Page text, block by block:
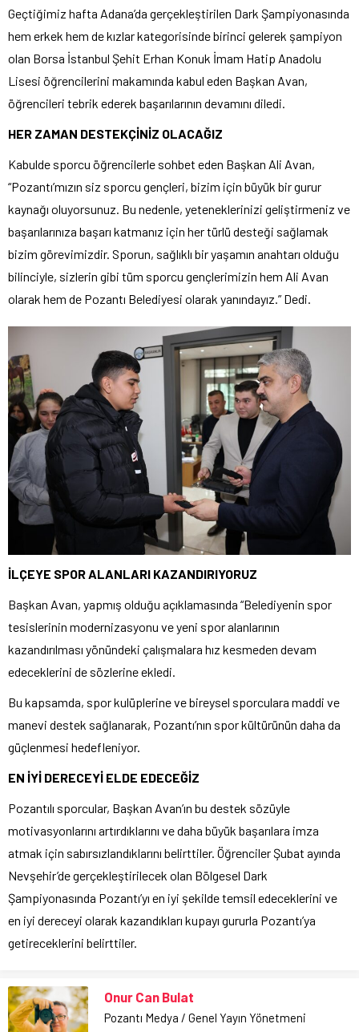
Geçtiğimiz hafta Adana’da gerçekleştirilen Dark Şampiyonasında
hem erkek hem de kızlar kategorisinde birinci gelerek şampiyon
olan Borsa İstanbul Şehit Erhan Konuk İmam Hatip Anadolu
Lisesi öğrencilerini makamında kabul eden Başkan Avan,
öğrencileri tebrik ederek başarılarının devamını diledi.
HER ZAMAN DESTEKÇİNİZ OLACAĞIZ
Kabulde sporcu öğrencilerle sohbet eden Başkan Ali Avan,
“Pozantı’mızın siz sporcu gençleri, bizim için büyük bir gurur
kaynağı oluyorsunuz. Bu nedenle, yeteneklerinizi geliştirmeniz ve
başarılarınıza başarı katmanız için her türlü desteği sağlamak
bizim görevimizdir. Sporun, sağlıklı bir yaşamın anahtarı olduğu
bilinciyle, sizlerin gibi tüm sporcu gençlerimizin hem Ali Avan
olarak hem de Pozantı Belediyesi olarak yanındayız.” Dedi.
İLÇEYE SPOR ALANLARI KAZANDIRIYORUZ
Başkan Avan, yapmış olduğu açıklamasında “Belediyenin spor
tesislerinin modernizasyonu ve yeni spor alanlarının
kazandırılması yönündeki çalışmalara hız kesmeden devam
edeceklerini de sözlerine ekledi.
Bu kapsamda, spor kulüplerine ve bireysel sporculara maddi ve
manevi destek sağlanarak, Pozantı’nın spor kültürünün daha da
güçlenmesi hedefleniyor.
EN İYİ DERECEYİ ELDE EDECEĞİZ
Pozantılı sporcular, Başkan Avan’ın bu destek sözüyle
motivasyonlarını artırdıklarını ve daha büyük başarılara imza
atmak için sabırsızlandıklarını belirttiler. Öğrenciler Şubat ayında
Nevşehir’de gerçekleştirilecek olan Bölgesel Dark
Şampiyonasında Pozantı’yı en iyi şekilde temsil edeceklerini ve
en iyi dereceyi olarak kazandıkları kupayı gururla Pozantı’ya
getireceklerini belirttiler.
Onur Can Bulat
Pozantı Medya / Genel Yayın Yönetmeni